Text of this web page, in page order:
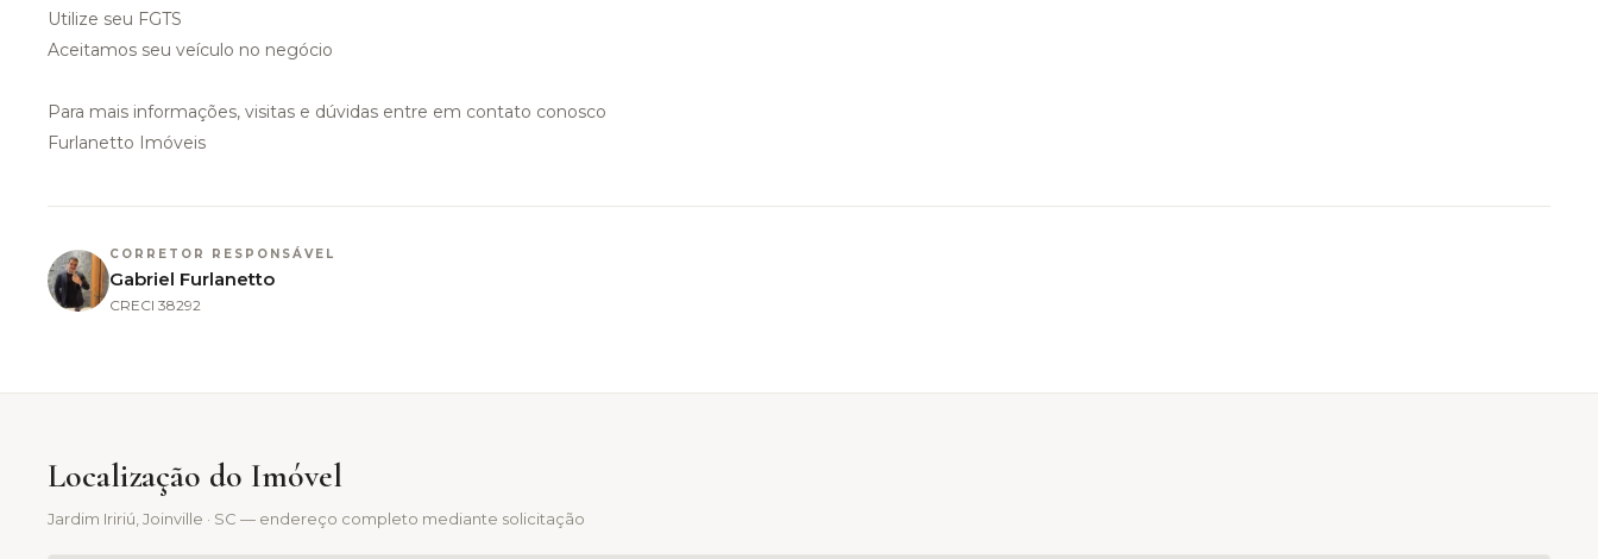
Utilize seu FGTS
Aceitamos seu veículo no negócio
Para mais informações, visitas e dúvidas entre em contato conosco
Furlanetto Imóveis
CORRETOR RESPONSÁVEL
Gabriel Furlanetto
CRECI 38292
Localização do Imóvel
Jardim Iririú , Joinville · SC — endereço completo mediante solicitação